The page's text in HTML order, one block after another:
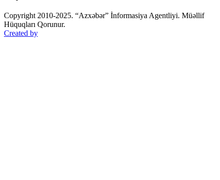
Copyright 2010-2025. “Azxəbər” İnformasiya Agentliyi. Müəllif
Hüquqları Qorunur.
Created by